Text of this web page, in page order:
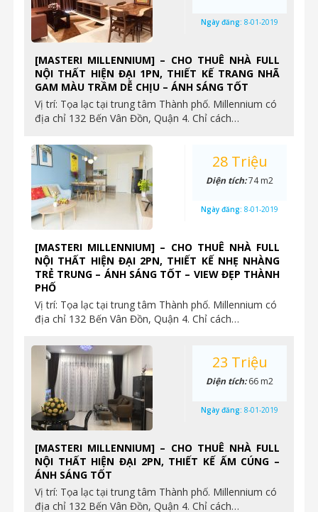
[MASTERI MILLENNIUM] – CHO THUÊ NHÀ FULL
NỘI THẤT HIỆN ĐẠI 1PN, THIẾT KẾ TRANG NHÃ
GAM MÀU TRẦM DỄ CHỊU – ÁNH SÁNG TỐT
Vị trí: Tọa lạc tại trung tâm Thành phố. Millennium có
địa chỉ 132 Bến Vân Đồn, Quận 4. Chỉ cách…
Ngày đăng: 8-01-2019
[MASTERI MILLENNIUM] – CHO THUÊ NHÀ FULL
NỘI THẤT HIỆN ĐẠI 2PN, THIẾT KẾ NHẸ NHÀNG
TRẺ TRUNG – ÁNH SÁNG TỐT – VIEW ĐẸP THÀNH
PHỐ
Vị trí: Tọa lạc tại trung tâm Thành phố. Millennium có
địa chỉ 132 Bến Vân Đồn, Quận 4. Chỉ cách…
28 Triệu
Diện tích:74 m2
Ngày đăng: 8-01-2019
[MASTERI MILLENNIUM] – CHO THUÊ NHÀ FULL
NỘI THẤT HIỆN ĐẠI 2PN, THIẾT KẾ ẤM CÚNG –
ÁNH SÁNG TỐT
Vị trí: Tọa lạc tại trung tâm Thành phố. Millennium có
địa chỉ 132 Bến Vân Đồn, Quận 4. Chỉ cách…
23 Triệu
Diện tích:66 m2
Ngày đăng: 8-01-2019